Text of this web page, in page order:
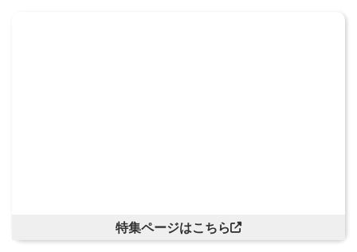
特集ページはこちら